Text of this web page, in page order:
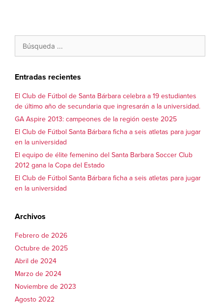
Entradas recientes
El Club de Fútbol de Santa Bárbara celebra a 19 estudiantes
de último año de secundaria que ingresarán a la universidad.
GA Aspire 2013: campeones de la región oeste 2025
El Club de Fútbol Santa Bárbara ficha a seis atletas para jugar
en la universidad
El equipo de élite femenino del Santa Barbara Soccer Club
2012 gana la Copa del Estado
El Club de Fútbol Santa Bárbara ficha a seis atletas para jugar
en la universidad
Archivos
Febrero de 2026
Octubre de 2025
Abril de 2024
Marzo de 2024
Noviembre de 2023
Agosto 2022